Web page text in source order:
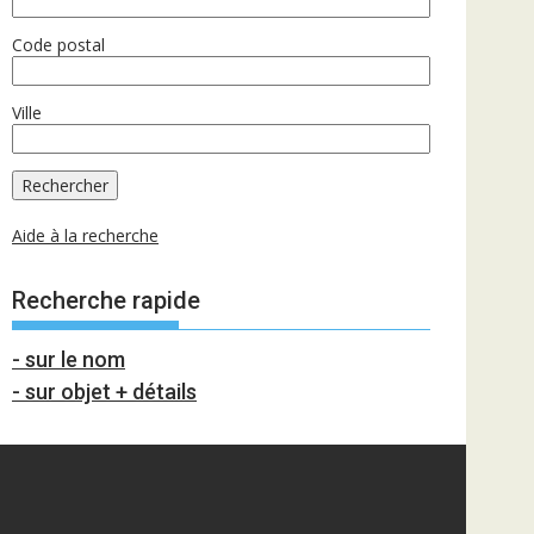
Code postal
Ville
Aide à la recherche
Recherche rapide
- sur le nom
- sur objet + détails